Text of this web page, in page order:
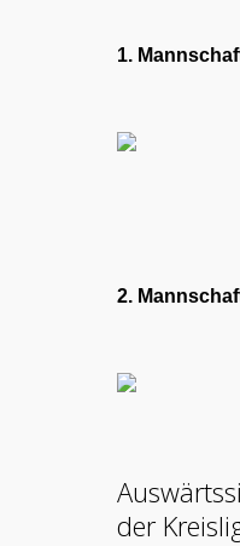
1.
2.
der